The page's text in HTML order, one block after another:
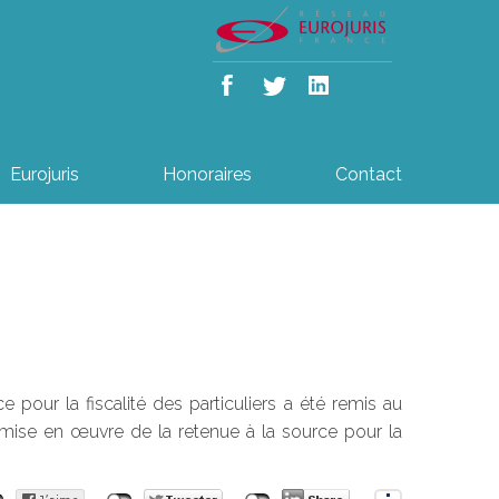
Eurojuris Honoraires Contact
pour la fiscalité des particuliers a été remis au
en œuvre de la retenue à la source pour la